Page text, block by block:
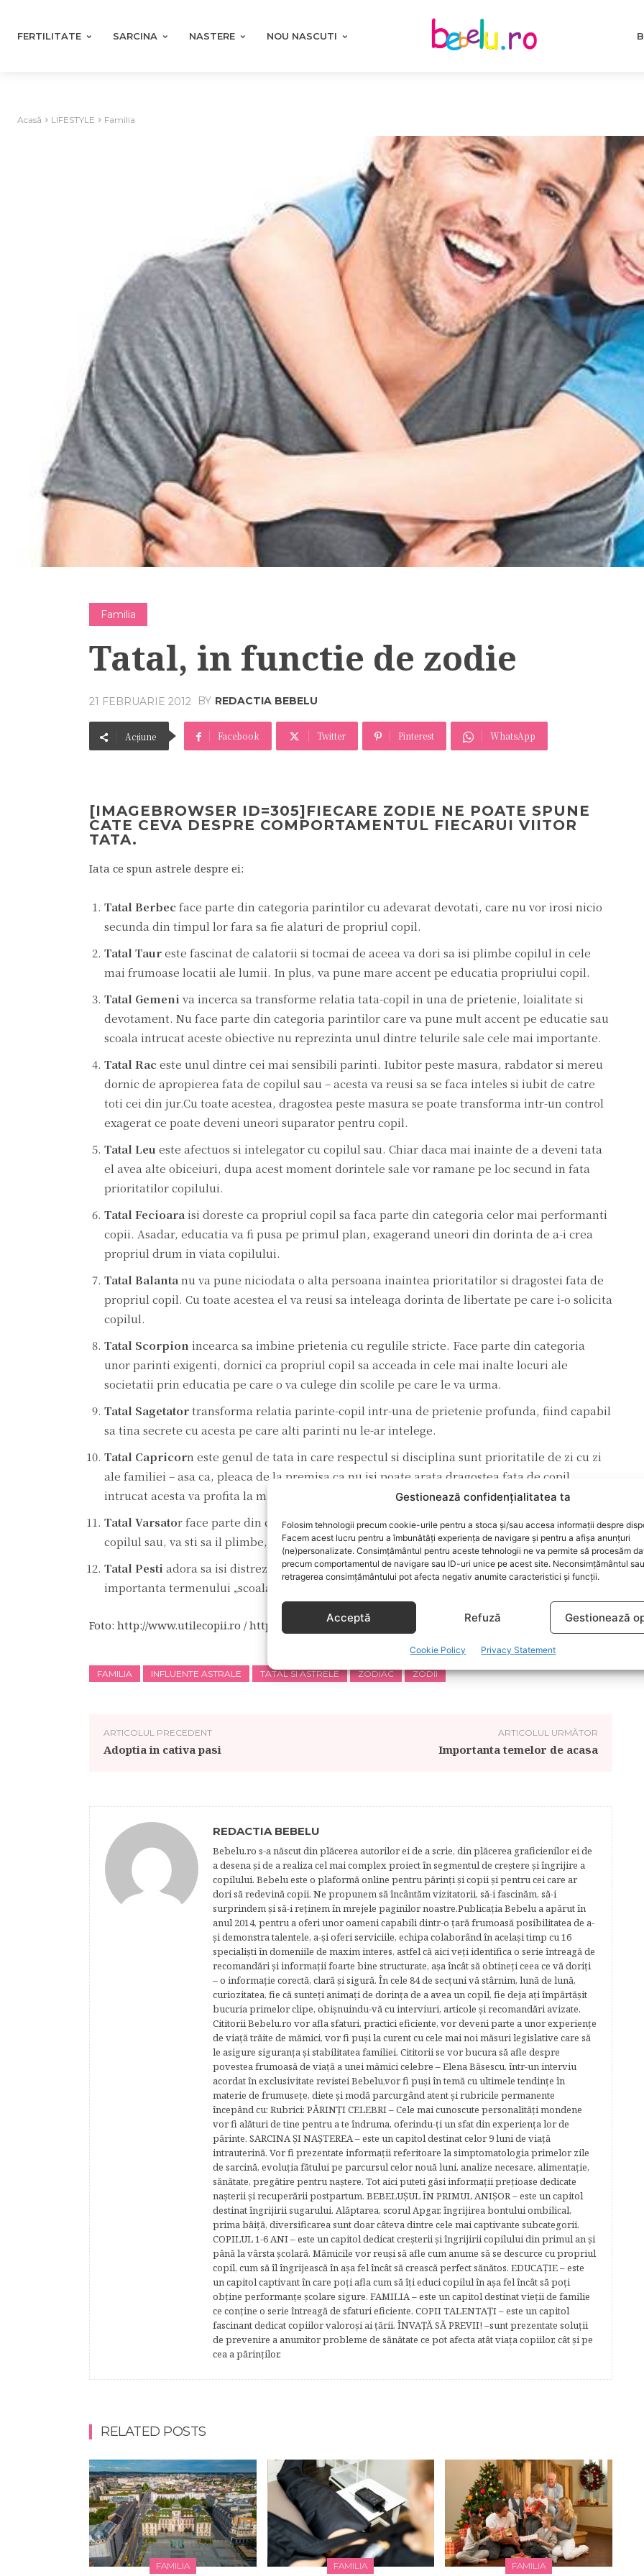
Gestionează confidențialitatea ta
Folosim tehnologii precum cookie-urile pentru a stoca și/sau accesa informații despre
Facem acest lucru pentru a îmbunătăți experiența de navigare și pentru a afișa anunțuri
(ne)personalizate. Consimțământul pentru aceste tehnologii ne va permite să procesăm
precum comportamentul de navigare sau ID-uri unice pe acest site. Neconsimțământul sau
retragerea consimțământului pot afecta negativ anumite caracteristici și funcții.
Acceptă Refuză Gestionează
Cookie Policy Privacy Statement
FERTILITATE SARCINA NASTERE NOU NASCUTI
Acasă LIFESTYLE Familia
Familia
Tatal, in functie de zodie
21 FEBRUARIE 2012 BY REDACTIA BEBELU
Acțiune Facebook Twitter Pinterest WhatsApp
[IMAGEBROWSER ID=305]FIECARE ZODIE NE POATE SPUNE
CATE CEVA DESPRE COMPORTAMENTUL FIECARUI VIITOR
TATA.
Iata ce spun astrele despre ei:
Tatal Berbecface parte din categoria parintilor cu adevarat devotati, care nu vor irosi nicio
secunda din timpul lor fara sa fie alaturi de propriul copil.
Tatal Taureste fascinat de calatorii si tocmai de aceea va dori sa isi plimbe copilul in cele
mai frumoase locatii ale lumii. In plus, va pune mare accent pe educatia propriului copil.
Tatal Gemeni va incerca sa transforme relatia tata-copil in una de prietenie, loialitate si
devotament. Nu face parte din categoria parintilor care va pune mult accent pe educatie sau
scoala intrucat aceste obiective nu reprezinta unul dintre telurile sale cele mai importante.
Tatal Raceste unul dintre cei mai sensibili parinti. Iubitor peste masura, rabdator si mereu
dornic de apropierea fata de copilul sau – acesta va reusi sa se faca inteles si iubit de catre
toti cei din jur.Cu toate acestea, dragostea peste masura se poate transforma intr-un control
exagerat ce poate deveni uneori suparator pentru copil.
Tatal Leu este afectuos si intelegator cu copilul sau. Chiar daca mai inainte de a deveni tata
el avea alte obiceiuri, dupa acest moment dorintele sale vor ramane pe loc secund in fata
prioritatilor copilului.
Tatal Fecioara isi doreste ca propriul copil sa faca parte din categoria celor mai performanti
copii. Asadar, educatia va fi pusa pe primul plan, exagerand uneori din dorinta de a-i crea
propriul drum in viata copilului.
Tatal Balanta nu va pune niciodata o alta persoana inaintea prioritatilor si dragostei fata de
propriul copil. Cu toate acestea el va reusi sa inteleaga dorinta de libertate pe care i-o solicita
copilul.
Tatal Scorpion incearca sa imbine prietenia cu regulile stricte. Face parte din categoria
unor parinti exigenti, dornici ca propriul copil sa acceada in cele mai inalte locuri ale
societatii prin educatia pe care o va culege din scolile pe care le va urma.
Tatal Sagetatortransforma relatia parinte-copil intr-una de prietenie profunda, fiind capabil
sa tina secrete cu acesta pe care alti parinti nu le-ar intelege.
Tatal Capricorn este genul de tata in care respectul si disciplina sunt prioritatile de zi cu zi
ale familiei – asa ca, pleaca de la premisa ca nu isi poate arata dragostea fata de copil
intrucat acesta va profita la maxim de ea, insa il iubeste la nebunie.
Tatal Varsator face parte din categoria parintilor model. Va fi prietenos peste masura cu
copilul sau, va sti sa il plimbe, sa ii ofere cele mai frumoase surprize.
Tatal Pesti adora sa isi distreze copiii, sa ii plimbe oriunde acestia si-ar dori, insa nu neaga
importanta termenului „scoala”.
Foto: http://www.utilecopii.ro / http://www.libertatea.ro
FAMILIA INFLUENTE ASTRALE TATAL SI ASTRELE ZODIAC ZODII
ARTICOLUL PRECEDENT
Adoptia in cativa pasi
ARTICOLUL URMĂTOR
Importanta temelor de acasa
REDACTIA BEBELU
Bebelu.ro s-a născut din plăcerea autorilor ei de a scrie, din plăcerea graficienilor ei de
a desena şi de a realiza cel mai complex proiect în segmentul de creştere şi îngrijire a
copilului. Bebelu este o plaformă online pentru părinţi şi copii şi pentru cei care ar
dori să redevină copii. Ne propunem să încântăm vizitatorii, să-i fascinăm, să-i
surprindem şi să-i reţinem în mrejele paginilor noastre.​ Publicația Bebelu a apărut în
anul 2014, pentru a oferi unor oameni capabili dintr-o ţară frumoasă posibilitatea de a-
şi demonstra talentele, a-şi oferi serviciile, echipa colaborând în acelaşi timp cu 16
specialişti în domeniile de maxim interes, astfel că aici veţi identifica o serie întreagă de
recomandări şi informaţii foarte bine structurate, aşa încât să obtineţi ceea ce vă doriţi
– o informaţie corectă, clară şi sigură. În cele 84 de secțuni vă stârnim, lună de lună,
curiozitatea, fie că sunteţi animaţi de dorinţa de a avea un copil, fie deja aţi împărtăşit
bucuria primelor clipe, obişnuindu-vă cu interviuri, articole şi recomandări avizate.
Cititorii Bebelu.ro vor afla sfaturi, practici eficiente, vor deveni parte a unor experienţe
de viaţă trăite de mămici, vor fi puşi la curent cu cele mai noi măsuri legislative care să
le asigure siguranţa şi stabilitatea familiei. Cititorii se vor bucura să afle despre
povestea frumoasă de viață a unei mămici celebre – Elena Băsescu, într-un interviu
acordat în exclusivitate revistei Bebelu,vor fi puşi în temă cu ultimele tendinţe în
materie de frumuseţe, diete şi modă parcurgând atent şi rubricile permanente
începând cu: Rubrici: PĂRINŢI CELEBRI – Cele mai cunoscute personalităţi mondene
vor fi alături de tine pentru a te îndruma, oferindu-ţi un sfat din experienţa lor de
părinte. SARCINA ŞI NAŞTEREA – este un capitol destinat celor 9 luni de viaţă
intrauterină. Vor fi prezentate informaţii referitoare la simptomatologia primelor zile
de sarcină, evoluţia fătului pe parcursul celor nouă luni, analize necesare, alimentaţie,
sănătate, pregătire pentru naştere. Tot aici puteti găsi informaţii preţioase dedicate
naşterii şi recuperării postpartum. BEBELUŞUL ÎN PRIMUL ANIŞOR – este un capitol
destinat îngrijirii sugarului. Alăptarea, scorul Apgar, îngrijirea bontului ombilical,
prima băiţă, diversificarea sunt doar câteva dintre cele mai captivante subcategorii.
COPILUL 1-6 ANI – este un capitol dedicat creşterii şi îngrijirii copilului din primul an şi
până la vârsta şcolară. Mămicile vor reuşi să afle cum anume să se descurce cu propriul
copil, cum să îl îngrijească în aşa fel încât să crească perfect sănătos. EDUCAŢIE – este
un capitol captivant în care poţi afla cum să îţi educi copilul în aşa fel încât să poţi
obţine performanţe şcolare sigure. FAMILIA – este un capitol destinat vieţii de familie
ce conţine o serie întreagă de sfaturi eficiente. COPII TALENTAŢI – este un capitol
fascinant dedicat copiilor valoroși ai țării. ÎNVAŢĂ SĂ PREVII! –sunt prezentate soluţii
de prevenire a anumitor probleme de sănătate ce pot afecta atât viaţa copiilor, cât şi pe
cea a părinţilor.
RELATED POSTS
FAMILIA FAMILIA FAMILIA